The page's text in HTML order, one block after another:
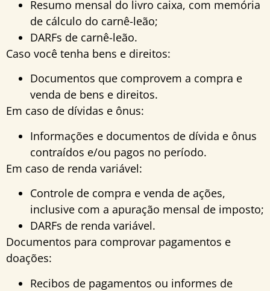
Resumo mensal do livro caixa, com memória
de cálculo do carnê-leão;
DARFs de carnê-leão.
Caso você tenha bens e direitos:
Documentos que comprovem a compra e
venda de bens e direitos.
Em caso de dívidas e ônus:
Informações e documentos de dívida e ônus
contraídos e/ou pagos no período.
Em caso de renda variável:
Controle de compra e venda de ações,
inclusive com a apuração mensal de imposto;
DARFs de renda variável.
Documentos para comprovar pagamentos e
doações:
Recibos de pagamentos ou informes de